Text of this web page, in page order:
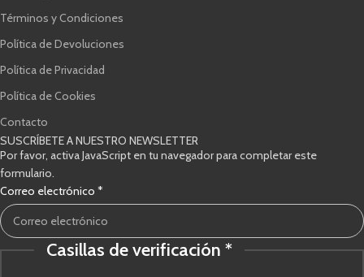
Términos y Condiciones
Política de Devoluciones
Política de Privacidad
Política de Cookies
Contacto
SUSCRÍBETE A NUESTRO NEWSLETTER
Por favor, activa JavaScript en tu navegador para completar este
formulario.
Correo electrónico *
Correo
Casillas de verificación *